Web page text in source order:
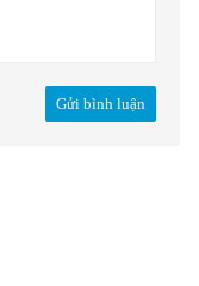
Gửi bình luận